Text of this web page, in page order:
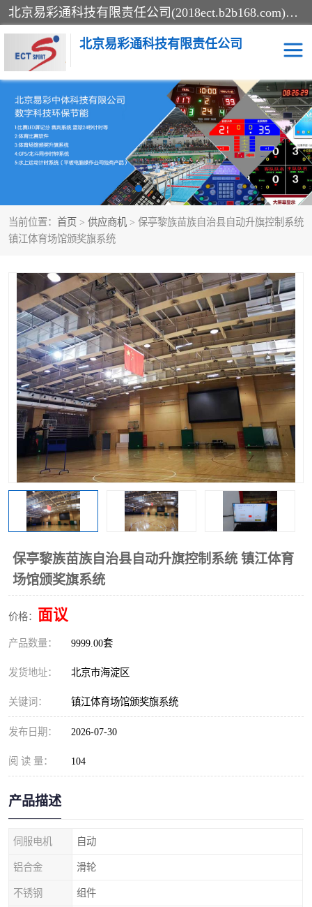
北京易彩通科技有限责任公司(2018ect.b2b168.com)主要提供陕西计时记分系统，全国统一热线：15611947915.北京易彩通科技有限责任公司有一支长期从事智能控制系统研发的高素质的队伍，具有嵌入式系统，视频系统、通信系统、网络系统，体育计时系统的知识和技能。强力打造体育比赛计时计分系统、智能升降旗系统、标准时钟系统、赛事编排及信息发布系统，为用户提供较新的，较廉价的，应用解决方案。
北京易彩通科技有限责任公司
当前位置： 首页 > 供应商机 > 保亭黎族苗族自治县自动升旗控制系统
镇江体育场馆颁奖旗系统
保亭黎族苗族自治县自动升旗控制系统 镇江体育
场馆颁奖旗系统
价格： 面议
产品数量： 9999.00套
发货地址： 北京市海淀区
关键词： 镇江体育场馆颁奖旗系统
发布日期： 2026-07-30
阅 读 量： 104
产品描述
伺服电机 自动
铝合金 滑轮
不锈钢 组件
记分系统 游泳计时系统
智能颁奖旗系统 GPS同步时钟系统
计时计分及成绩处理系统 计时记分系统
体育场馆影像采集回放系 游泳馆水下摄影采集救生